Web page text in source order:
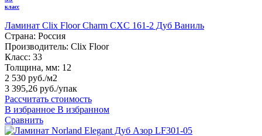
класс
Ламинат Clix Floor Charm CXC 161-2 Дуб Ваниль
Страна: Россия
Производитель: Clix Floor
Класс: 33
Толщина, мм: 12
2 530 руб./м2
3 395,26 руб./упак
Рассчитать стоимость
В избранное В избранном
Сравнить